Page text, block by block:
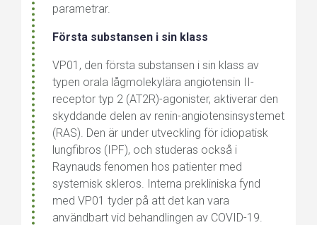
parametrar.
Första substansen i sin klass
VP01, den första substansen i sin klass av
typen orala lågmolekylära angiotensin II-
receptor typ 2 (AT2R)-agonister, aktiverar den
skyddande delen av renin-angiotensinsystemet
(RAS). Den är under utveckling för idiopatisk
lungfibros (IPF), och studeras också i
Raynauds fenomen hos patienter med
systemisk skleros. Interna prekliniska fynd
med VP01 tyder på att det kan vara
användbart vid behandlingen av COVID-19.